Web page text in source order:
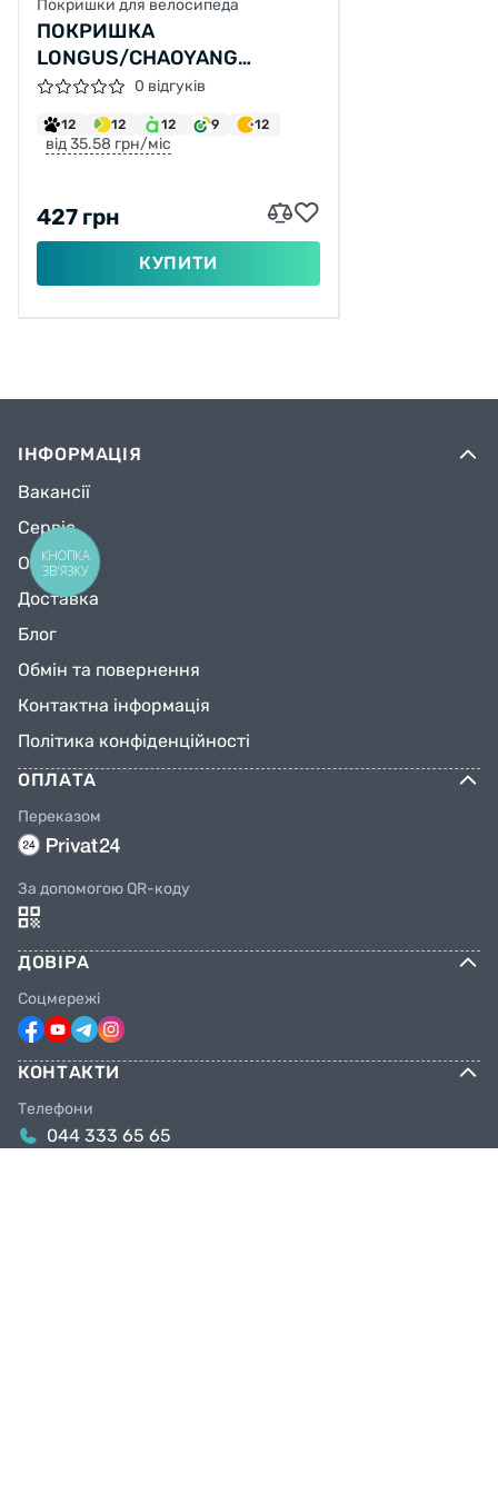
Покришки для велосипеда
ПОКРИШКА
LONGUS/CHAOYANG
700X35C H 481 (37-622)
0 відгуків
12 12 12 9 12
від 35.58 грн/міс
427 грн
КУПИТИ
ІНФОРМАЦІЯ
Вакансії
Сервіс
Оплата
Доставка
Блог
Обмін та повернення
Контактна інформація
Політика конфіденційності
ОПЛАТА
Переказом
За допомогою QR-коду
ДОВІРА
Соцмережі
КОНТАКТИ
Телефони
044 333 65 65
КНОПКА
ЗВ'ЯЗКУ